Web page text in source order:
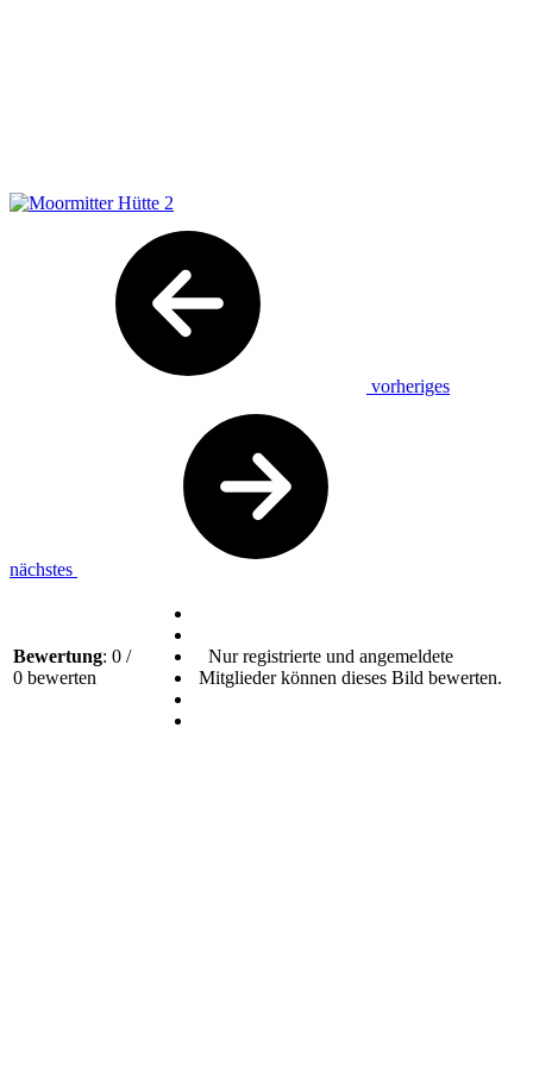
vorheriges
nächstes
Bewertung: 0 /
0 bewerten
Nur registrierte und angemeldete
Mitglieder können dieses Bild bewerten.